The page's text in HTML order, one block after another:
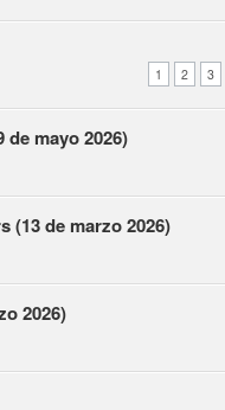
1 2 3
mayo 2026)
(13 de marzo 2026)
2026)